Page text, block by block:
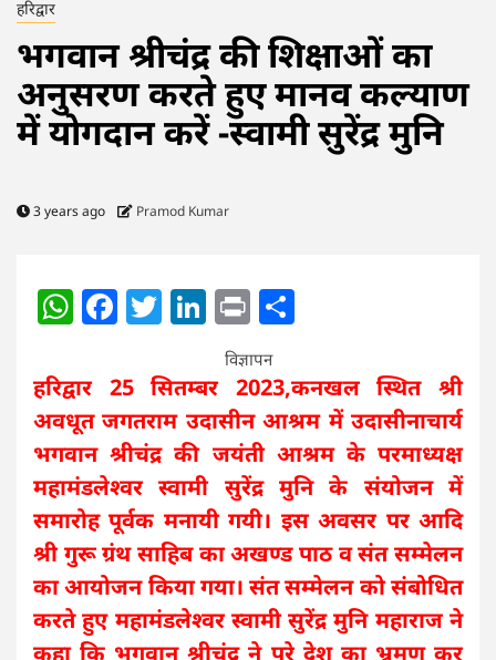
हरिद्वार
भगवान श्रीचंद्र की शिक्षाओं का
अनुसरण करते हुए मानव कल्याण
में योगदान करें -स्वामी सुरेंद्र मुनि
3 years ago Pramod Kumar
WhatsApp
Facebook
Twitter
LinkedIn
Print
विज्ञापन
हरिद्वार 25 सितम्बर 2023,कनखल स्थित श्री
अवधूत जगतराम उदासीन आश्रम में उदासीनाचार्य
भगवान श्रीचंद्र की जयंती आश्रम के परमाध्यक्ष
महामंडलेश्वर स्वामी सुरेंद्र मुनि के संयोजन में
समारोह पूर्वक मनायी गयी। इस अवसर पर आदि
श्री गुरू ग्रंथ साहिब का अखण्ड पाठ व संत सम्मेलन
का आयोजन किया गया। संत सम्मेलन को संबोधित
करते हुए महामंडलेश्वर स्वामी सुरेंद्र मुनि महाराज ने
कहा कि भगवान श्रीचंद्र ने पूरे देश का भ्रमण कर